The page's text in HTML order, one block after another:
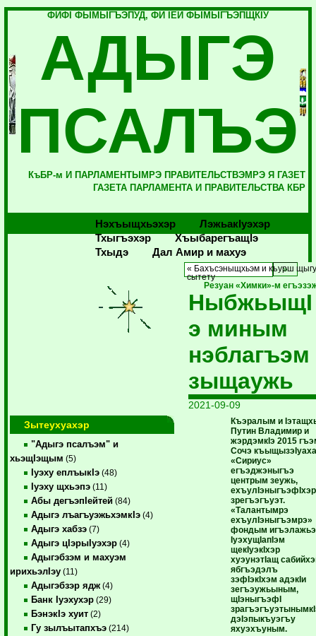
ФИФI ФЫМЫГЪЭПУД, ФИ IЕЙ ФЫМЫГЪЭПЩКIУ
АДЫГЭ
ПСАЛЪЭ
КъБР-м И ПАРЛАМЕНТЫМРЭ ПРАВИТЕЛЬСТВЭМРЭ Я ГАЗЕТ
ГАЗЕТА ПАРЛАМЕНТА И ПРАВИТЕЛЬСТВА КБР
Нэхъыщхьэхэр
Лэжьакlуэхэр
Тхыгъэхэр
Хъыбарегъащlэ
Тхыдэ
Дал Амир и махуэ
Зытеухуахэр
"Адыгэ псалъэм" и
хьэщIэщым (5)
Iуэху еплъыкIэ (48)
Iуэху щхьэпэ (11)
Абы дегъэпIейтей (84)
Адыгэ лъагъуэжьхэмкIэ (4)
Адыгэ хабзэ (7)
Адыгэ цIэрыIуэхэр (4)
Адыгэбзэм и махуэм
ирихьэлIэу (11)
Адыгэбзэр ядж (4)
Банк Iуэхухэр (29)
БэнэкIэ хуит (2)
Гу зылъытапхъэ (214)
« Бахъсэныщхьэм и къурш
сытету
Резуан «Химки»-м
НыбжьыщI
э миным
нэблагъэм
зыщаужь
2021-09-09
Къэралым и
Путин Владимир и
жэрдэмкIэ 2015
Сочэ
«Сириус»
егъэджэныгъэ
центрым зеужь,
ехъулIэныгъэфIхэр
зрегъэгъуэт.
«Талантымрэ
ехъулIэныгъэмрэ»
фондым
IуэхущIапIэм
щекIуэкIхэр
хуэунэтIащ
ябгъэдэлъ
зэфIэкIхэм адэкIи
зегъэужьыным,
щIэныгъэфI
дэIэпыкъуэгъу
яхуэхъуным.